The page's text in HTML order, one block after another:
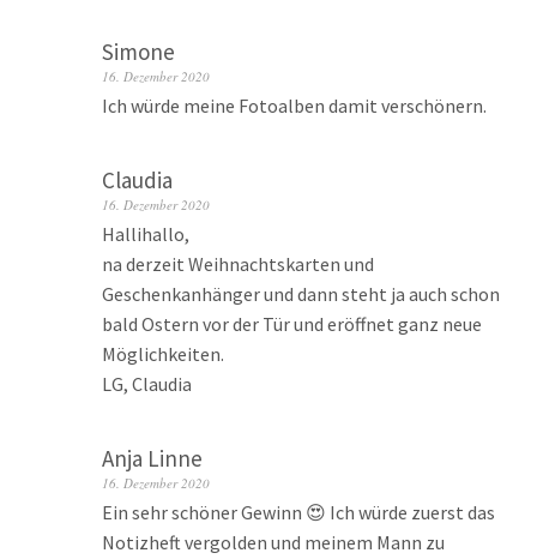
Simone
16. Dezember 2020
Ich würde meine Fotoalben damit verschönern.
Claudia
16. Dezember 2020
Hallihallo,
na derzeit Weihnachtskarten und
Geschenkanhänger und dann steht ja auch schon
bald Ostern vor der Tür und eröffnet ganz neue
Möglichkeiten.
LG, Claudia
Anja Linne
16. Dezember 2020
Ein sehr schöner Gewinn 😍 Ich würde zuerst das
Notizheft vergolden und meinem Mann zu